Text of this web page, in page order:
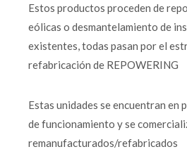
Estos productos proceden de
eólicas o desmantelamiento de
existentes, todas pasan por el
refabricación de REPOWERING
Estas unidades se encuentran en
de funcionamiento y se
remanufacturados/refabricados